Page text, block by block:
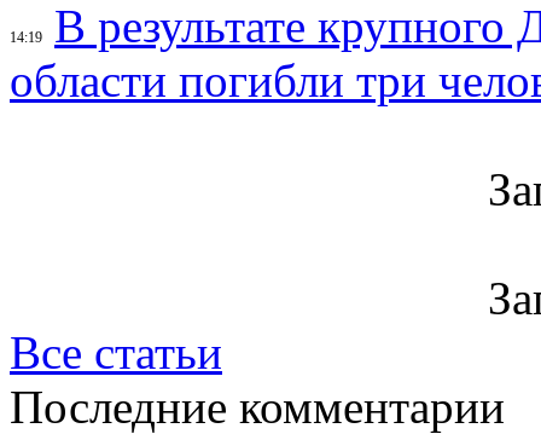
14:19
В результате крупного
области погибли три
Все статьи
Последние комментарии